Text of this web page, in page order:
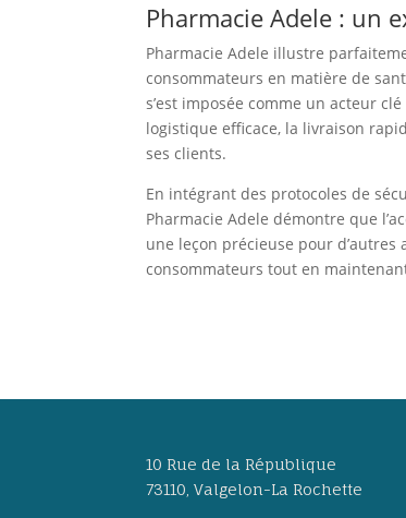
Pharmacie Adele : un
Pharmacie Adele illustre
consommateurs en matière de
s’est imposée comme un acteur
logistique efficace, la livraison
ses clients.
En intégrant des protocoles de
Pharmacie Adele démontre que
une leçon précieuse pour
consommateurs tout en
10 Rue de la République
73110, Valgelon-La Rochette